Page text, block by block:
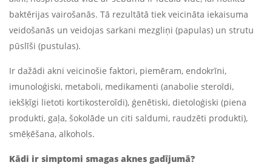
baktērijas vairošanās. Tā rezultātā tiek veicināta iekaisuma
veidošanās un veidojas sarkani mezgliņi (papulas) un strutu
pūslīši (pustulas).
Ir dažādi akni veicinošie faktori, piemēram, endokrīni,
imunoloģiski, metaboli, medikamenti (anabolie steroīdi,
iekšķīgi lietoti kortikosteroīdi), ģenētiski, dietoloģiski (piena
produkti, gaļa, šokolāde un citi saldumi, raudzēti produkti),
smēķēšana, alkohols.
Kādi ir simptomi smagas aknes gadījumā?